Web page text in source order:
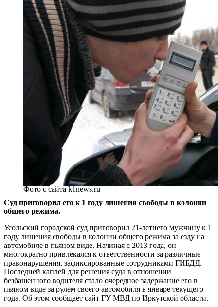
Фото с сайта k1news.ru
Суд приговорил его к 1 году лишения свободы в колонии
общего режима.
Усольский городской суд приговорил 21-летнего мужчину к 1
году лишения свободы в колонии общего режима за езду на
автомобиле в пьяном виде. Начиная с 2013 года, он
многократно привлекался к ответственности за различные
правонарушения, зафиксированные сотрудниками ГИБДД.
Последней каплей для решения суда в отношении
безбашенного водителя стало очередное задержание его в
пьяном виде за рулём своего автомобиля в январе текущего
года. Об этом сообщает сайт ГУ МВД по Иркутской области.